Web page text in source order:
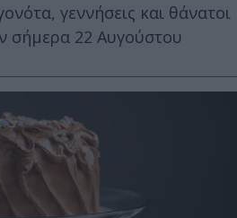
γεννήσεις και θάνατοι
σήμερα 22 Αυγούστου